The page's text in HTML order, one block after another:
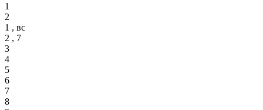
1
2
1 , вс
2 , 7
3
4
5
6
7
8